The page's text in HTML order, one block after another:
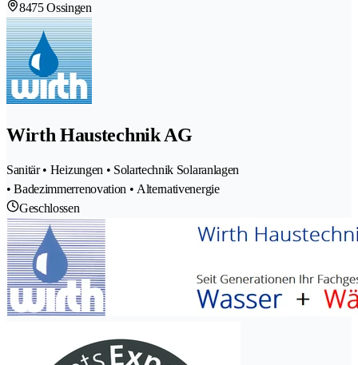
8475 Ossingen
Wirth Haustechnik AG
Sanitär • Heizungen • Solartechnik Solaranlagen
• Badezimmerrenovation • Alternativenergie
Geschlossen